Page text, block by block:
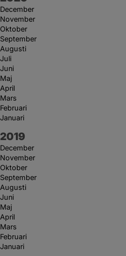
December
November
Oktober
September
Augusti
Juli
Juni
Maj
April
Mars
Februari
Januari
År:
2019
December
November
Oktober
September
Augusti
Juni
Maj
April
Mars
Februari
Januari